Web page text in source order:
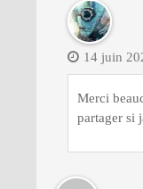
14 juin
Merci
partager si